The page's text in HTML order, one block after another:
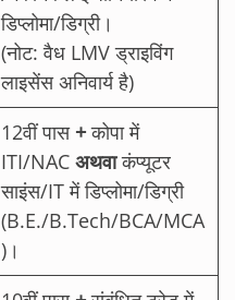
डिप्लोमा/डिग्री।
(नोट: वैध LMV ड्राइविंग
लाइसेंस अनिवार्य है)
12वीं पास +कोपा में
ITI/NAC अथवाकंप्यूटर
साइंस/IT में डिप्लोमा/डिग्री
(B.E./B.Tech/BCA/MCA
)।